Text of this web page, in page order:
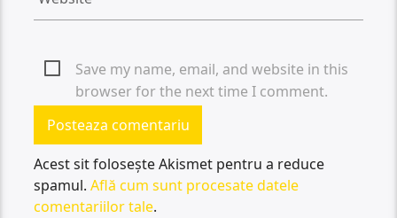
Save my name, email, and website in this
browser for the next time I comment.
Acest sit folosește Akismet pentru a reduce
spamul.Află cum sunt procesate datele
comentariilor tale.